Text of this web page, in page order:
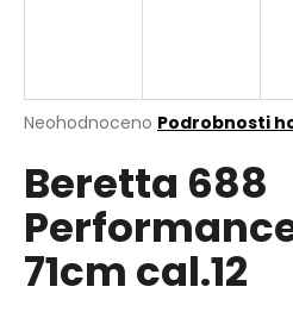
Průměrné
produktu
je
0,0
5
hvězdiček.
Neohodnoceno Podrobnosti
Beretta 688
71cm cal.12
í
t
HLEDAT